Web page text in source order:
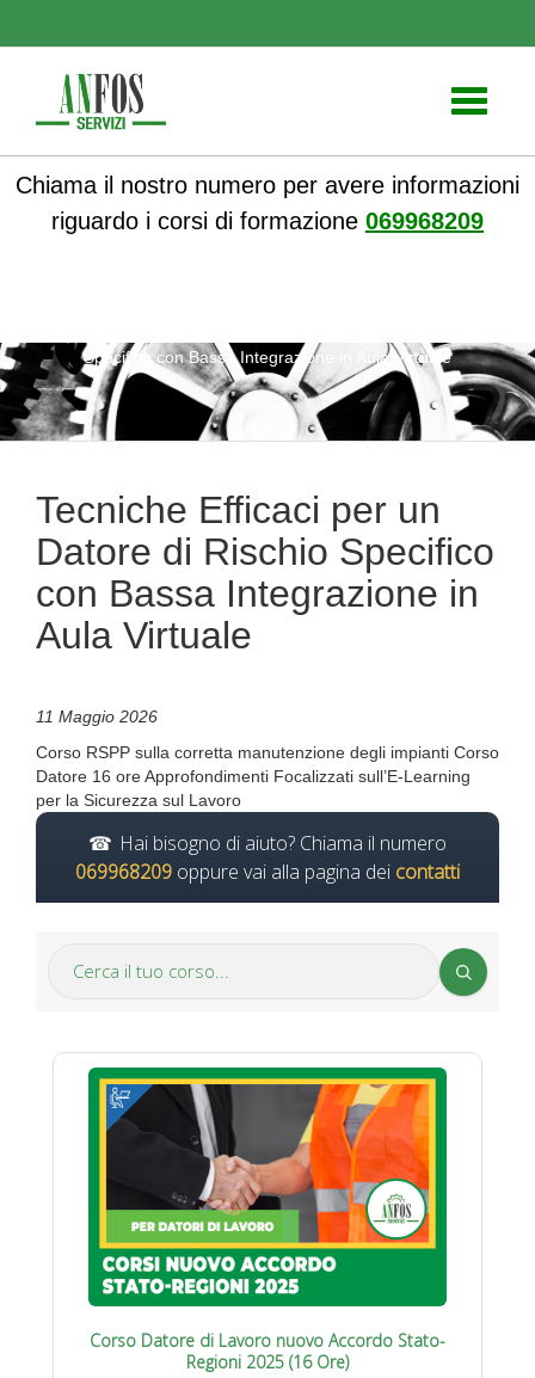
Toggle
Chiama il nostro numero per avere informazioni
riguardo i corsi di formazione 069968209
Specifico con Bassa Integrazione in Aula Virtuale
Tecniche Efficaci per un
Datore di Rischio Specifico
con Bassa Integrazione in
Aula Virtuale
11 Maggio 2026
Corso RSPP sulla corretta manutenzione degli impianti Corso
Datore 16 ore Approfondimenti Focalizzati sull’E-Learning
per la Sicurezza sul Lavoro
Hai bisogno di aiuto? Chiama il numero
069968209 oppure vai alla pagina dei contatti
Corso Datore di Lavoro nuovo Accordo Stato-
Regioni 2025 (16 Ore)